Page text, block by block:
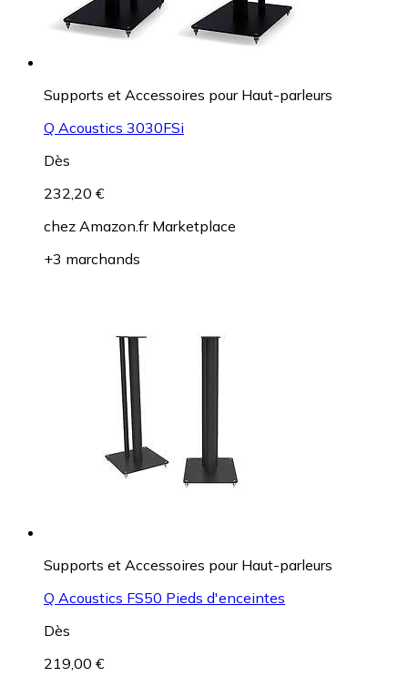
Supports et Accessoires pour Haut-parleurs
Q Acoustics 3030FSi
Dès
232,20 €
chez Amazon.fr Marketplace
+3 marchands
Supports et Accessoires pour Haut-parleurs
Q Acoustics FS50 Pieds d'enceintes
Dès
219,00 €